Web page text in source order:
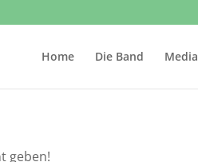
Home Die Band Media
geben!